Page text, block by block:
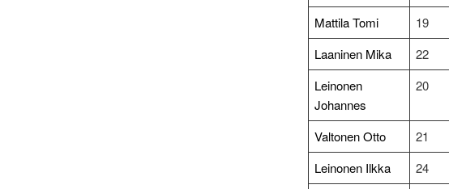
Mattila Tomi
19
Laaninen Mika
22
Leinonen
Johannes
20
Valtonen Otto 21
Leinonen Ilkka
24